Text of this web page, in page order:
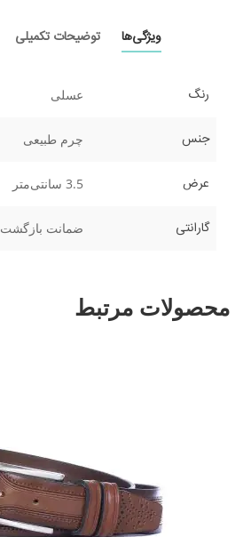
ویژگی‌ها توضیحات تکمیلی
رنگ عسلی
جنس چرم طبیعی
عرض 3.5 سانتی‌متر
گارانتی ضمانت بازگشت 7 روزه
محصولات مرتبط